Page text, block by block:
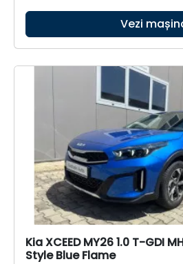
Vezi
Kia XCEED MY26 1.0 T-GDI
Style Blue Flame